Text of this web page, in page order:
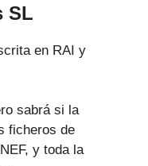
SL
en RAI y
sabrá si la
ficheros de
y toda la